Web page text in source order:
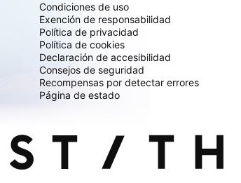
Condiciones de uso
Exención de responsabilidad
Política de privacidad
Política de cookies
Declaración de accesibilidad
Consejos de seguridad
Recompensas por detectar errores
Página de estado